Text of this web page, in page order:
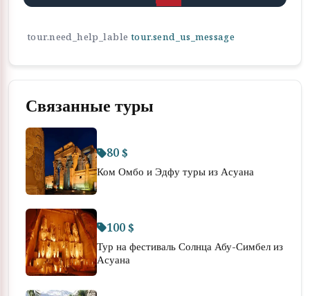
tour.need_help_lable tour.send_us_message
Связанные туры
80 $
Ком Омбо и Эдфу туры из Асуана
100 $
Тур на фестиваль Солнца Абу-Симбел из
Асуана